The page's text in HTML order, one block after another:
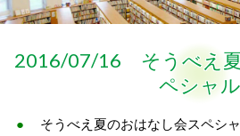
2016/07/16 そうべえ
ペシャル
● そうべえ夏のおはなし会スペシ